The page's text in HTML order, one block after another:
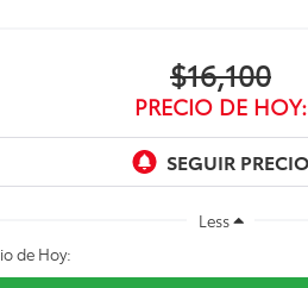
$16,100
PRECIO DE HOY:
Less
de Hoy: